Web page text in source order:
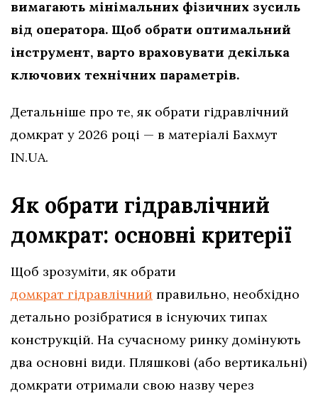
вимагають мінімальних фізичних зусиль
від оператора. Щоб обрати оптимальний
інструмент, варто враховувати декілька
ключових технічних параметрів.
Детальніше про те, як обрати гідравлічний
домкрат у 2026 році — в матеріалі Бахмут
IN.UA.
Як обрати гідравлічний
домкрат: основні критерії
Щоб зрозуміти, як обрати
домкрат гідравлічний правильно, необхідно
детально розібратися в існуючих типах
конструкцій. На сучасному ринку домінують
два основні види. Пляшкові (або вертикальні)
домкрати отримали свою назву через